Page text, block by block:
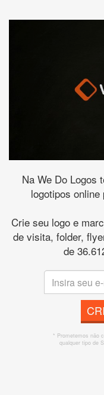
Na We Do Logos
logotipos
Crie seu logo e
de visita, folder,
de
* Prometemos não
qualquer tipo de